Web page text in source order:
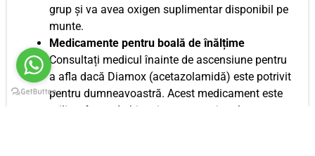
grup și va avea oxigen suplimentar disponibil pe
munte.
Medicamente pentru boală de înălțime
Consultați medicul înainte de ascensiune pentru
a afla dacă Diamox (acetazolamidă) este potrivit
pentru dumneavoastră. Acest medicament este
utilizat în mod obișnuit pentru a ajuta la